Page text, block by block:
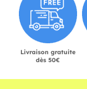
Livraison gratuite
dès 50€